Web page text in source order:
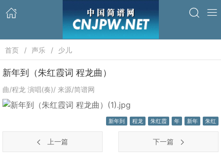
首页 声乐 少儿
新年到（朱红霞词 程龙曲）
曲/程龙 演唱(奏)/ 来源/简谱网
新年到 程龙 朱红霞 年 新年 朱红
上一篇 下一篇